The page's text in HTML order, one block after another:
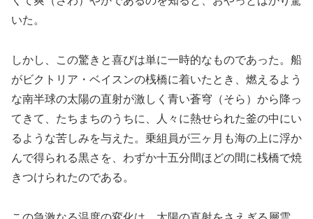
いた。
しかし、この驚きと喜びは単に一時的なものであった。船
がビクトリア・ベイスンの桟橋に着いたとき、燃えるよう
な南半球の太陽の直射が激しく青い蒼穹（そら）から降っ
てきて、たちまちのうちに、人々に熱せられた釜の中にい
るような苦しみを与えた。乗組員が三ヶ月も海の上に浮か
んで得られる黒さを、わずか十五分間ほどの間に桟橋で焼
きつけられたのである。